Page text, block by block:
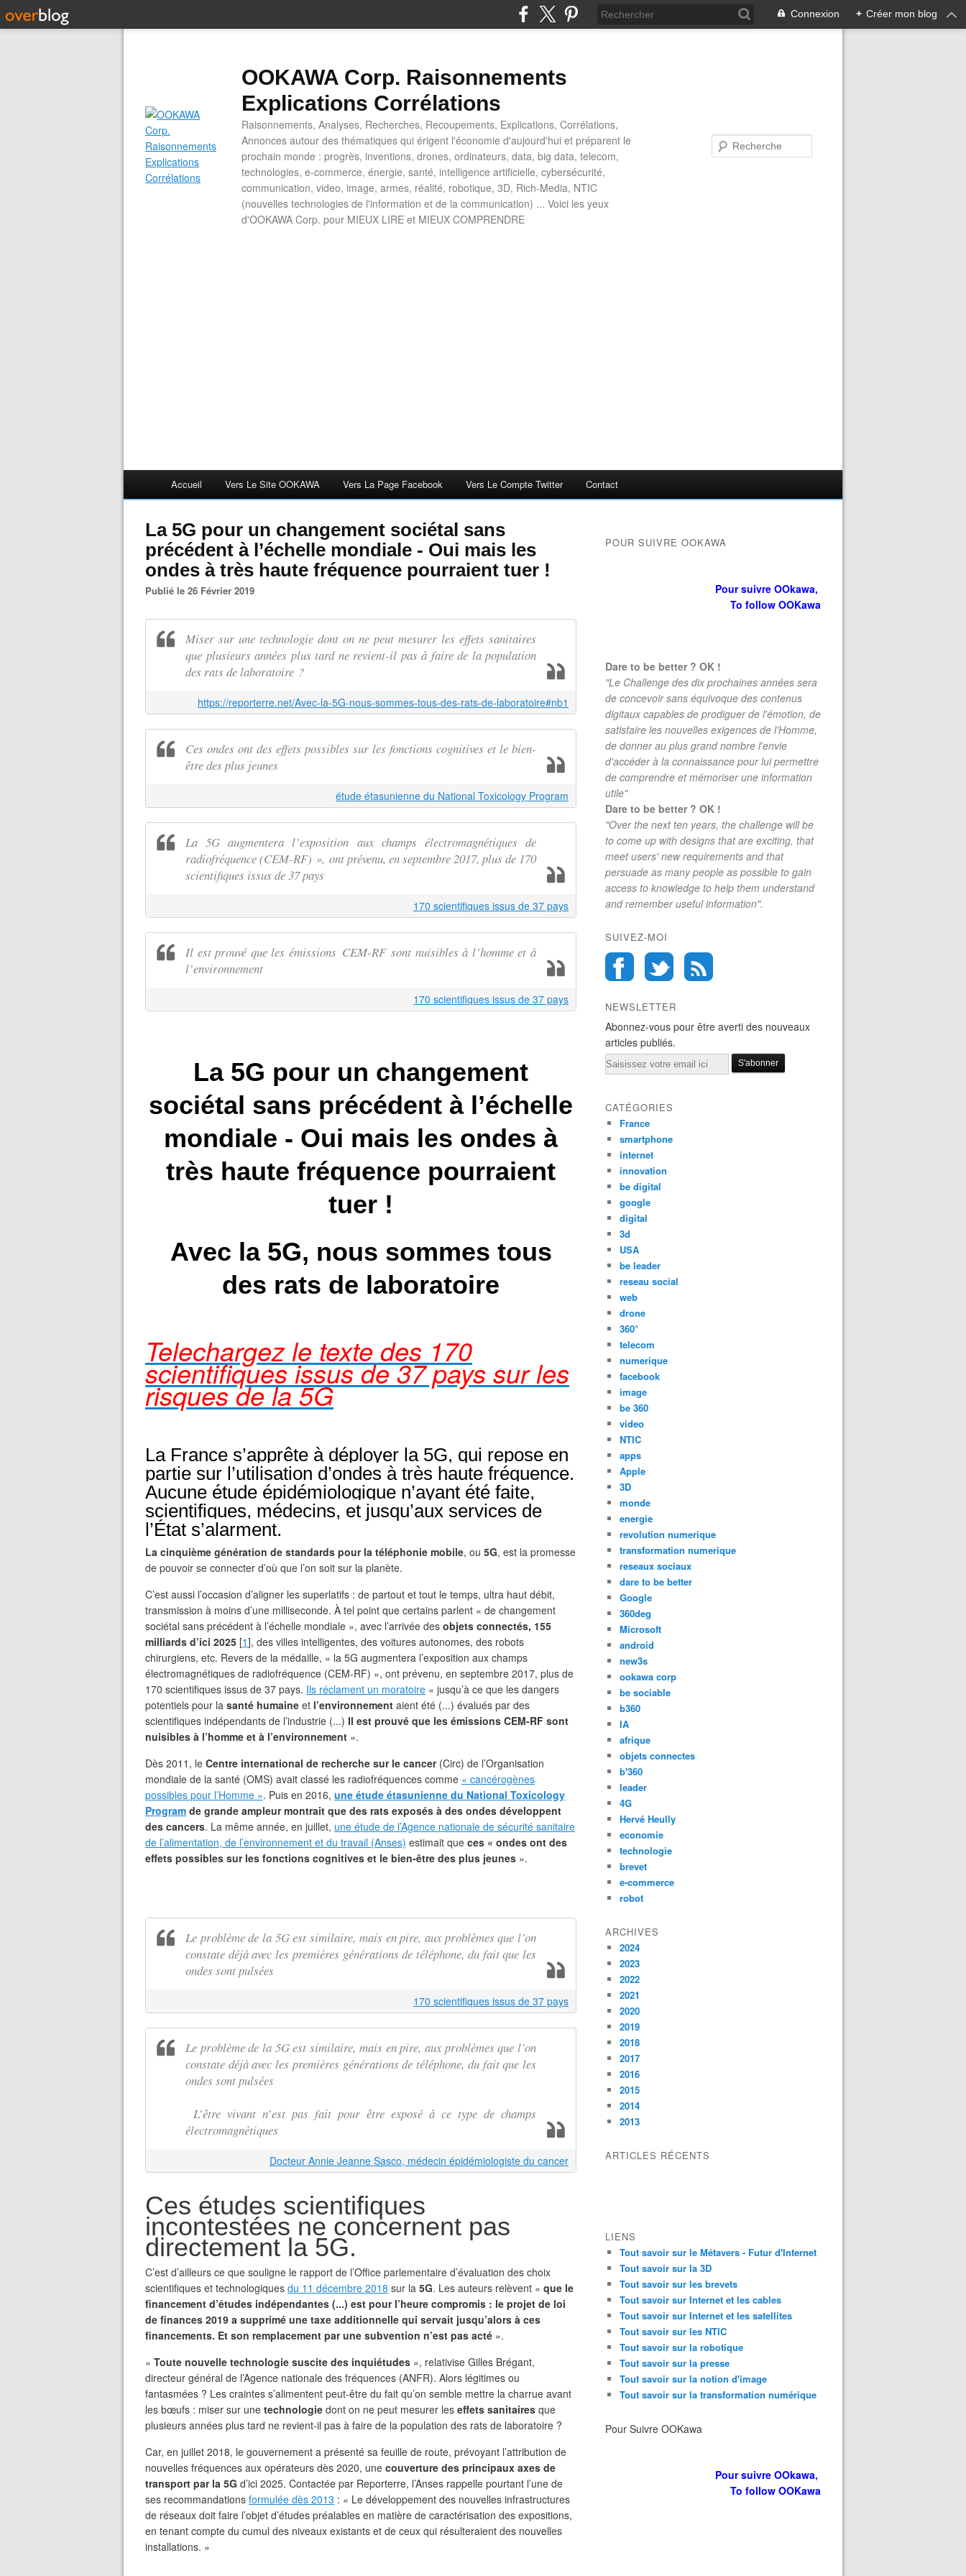
Connexion + Créer mon blog
OOKAWA Corp. Raisonnements
Explications Corrélations
Raisonnements, Analyses, Recherches, Recoupements, Explications, Corrélations,
Annonces autour des thématiques qui érigent l'économie d'aujourd'hui et préparent le
prochain monde : progrès, inventions, drones, ordinateurs, data, big data, telecom,
technologies, e-commerce, énergie, santé, intelligence artificielle, cybersécurité,
communication, video, image, armes, réalité, robotique, 3D, Rich-Media, NTIC
(nouvelles technologies de l'information et de la communication) ... Voici les yeux
d'OOKAWA Corp. pour MIEUX LIRE et MIEUX COMPRENDRE
Accueil Vers Le Site OOKAWA Vers La Page Facebook Vers Le Compte Twitter Contact
La 5G pour un changement sociétal sans
précédent à l’échelle mondiale - Oui mais les
ondes à très haute fréquence pourraient tuer !
Publié le 26 Février 2019
Miser sur une technologie dont on ne peut mesurer les effets sanitaires
que plusieurs années plus tard ne revient-il pas à faire de la population
des rats de laboratoire ?
https://reporterre.net/Avec-la-5G-nous-sommes-tous-des-rats-de-laboratoire#nb1
Ces ondes ont des effets possibles sur les fonctions cognitives et le bien-
être des plus jeunes
étude étasunienne du National Toxicology Program
La 5G augmentera l’exposition aux champs électromagnétiques de
radiofréquence (CEM-RF) », ont prévenu, en septembre 2017, plus de 170
scientifiques issus de 37 pays
170 scientifiques issus de 37 pays
Il est prouvé que les émissions CEM-RF sont nuisibles à l’homme et à
l’environnement
170 scientifiques issus de 37 pays
La 5G pour un changement
sociétal sans précédent à l’échelle
mondiale - Oui mais les ondes à
très haute fréquence pourraient
tuer !
Avec la 5G, nous sommes tous
des rats de laboratoire
Telechargez le texte des 170
scientifiques issus de 37 pays sur les
risques de la 5G
La France s’apprête à déployer la 5G, qui repose en
partie sur l’utilisation d’ondes à très haute fréquence.
Aucune étude épidémiologique n’ayant été faite,
scientifiques, médecins, et jusqu’aux services de
l’État s’alarment.
La cinquième génération de standards pour la téléphonie mobile, ou 5G, est la promesse
de pouvoir se connecter d’où que l’on soit sur la planète.
C’est aussi l’occasion d’aligner les superlatifs : de partout et tout le temps, ultra haut débit,
transmission à moins d’une milliseconde. À tel point que certains parlent « de changement
sociétal sans précédent à l’échelle mondiale », avec l’arrivée des objets connectés, 155
milliards d’ici 2025 [1], des villes intelligentes, des voitures autonomes, des robots
chirurgiens, etc. Revers de la médaille, « la 5G augmentera l’exposition aux champs
électromagnétiques de radiofréquence (CEM-RF) », ont prévenu, en septembre 2017, plus de
170 scientifiques issus de 37 pays. Ils réclament un moratoire « jusqu’à ce que les dangers
potentiels pour la santé humaine et l’environnement aient été (...) évalués par des
scientifiques indépendants de l’industrie (...) Il est prouvé que les émissions CEM-RF sont
nuisibles à l’homme et à l’environnement ».
Dès 2011, le Centre international de recherche sur le cancer(Circ) de l’Organisation
mondiale de la santé (OMS) avait classé les radiofréquences comme « cancérogènes
possibles pour l’Homme ». Puis en 2016, une étude étasunienne du National Toxicology
Program de grande ampleur montrait que des rats exposés à des ondes développent
des cancers. La même année, en juillet, une étude de l’Agence nationale de sécurité sanitaire
de l’alimentation, de l’environnement et du travail (Anses) estimait que ces « ondes ont des
effets possibles sur les fonctions cognitives et le bien-être des plus jeunes ».
Le problème de la 5G est similaire, mais en pire, aux problèmes que l’on
constate déjà avec les premières générations de téléphone, du fait que les
ondes sont pulsées
170 scientifiques issus de 37 pays
Le problème de la 5G est similaire, mais en pire, aux problèmes que l’on
constate déjà avec les premières générations de téléphone, du fait que les
ondes sont pulsées
L’être vivant n’est pas fait pour être exposé à ce type de champs
électromagnétiques
Docteur Annie Jeanne Sasco, médecin épidémiologiste du cancer
Ces études scientifiques
incontestées ne concernent pas
directement la 5G.
C’est d’ailleurs ce que souligne le rapport de l’Office parlementaire d’évaluation des choix
scientifiques et technologiques du 11 décembre 2018 sur la 5G. Les auteurs relèvent « que le
financement d’études indépendantes (...) est pour l’heure compromis : le projet de loi
de finances 2019 a supprimé une taxe additionnelle qui servait jusqu’alors à ces
financements. Et son remplacement par une subvention n’est pas acté ».
« Toute nouvelle technologie suscite des inquiétudes », relativise Gilles Brégant,
directeur général de l’Agence nationale des fréquences (ANFR). Alors légitimes ou
fantasmées ? Les craintes s’alimentent peut-être du fait qu’on semble mettre la charrue avant
les bœufs : miser sur une technologie dont on ne peut mesurer les effets sanitaires que
plusieurs années plus tard ne revient-il pas à faire de la population des rats de laboratoire ?
Car, en juillet 2018, le gouvernement a présenté sa feuille de route, prévoyant l’attribution de
nouvelles fréquences aux opérateurs dès 2020, une couverture des principaux axes de
transport par la 5G d’ici 2025. Contactée par Reporterre, l’Anses rappelle pourtant l’une de
ses recommandations formulée dès 2013 : « Le développement des nouvelles infrastructures
de réseaux doit faire l’objet d’études préalables en matière de caractérisation des expositions,
en tenant compte du cumul des niveaux existants et de ceux qui résulteraient des nouvelles
installations. »
POUR SUIVRE OOKAWA
Pour suivre OOkawa,
To follow OOKawa
Dare to be better ? OK !
"Le Challenge des dix prochaines années sera
de concevoir sans équivoque des contenus
digitaux capables de prodiguer de l'émotion, de
satisfaire les nouvelles exigences de l'Homme,
de donner au plus grand nombre l'envie
d'accéder à la connaissance pour lui permettre
de comprendre et mémoriser une information
utile"
Dare to be better ? OK !
"Over the next ten years, the challenge will be
to come up with designs that are exciting, that
meet users' new requirements and that
persuade as many people as possible to gain
access to knowledge to help them understand
and remember useful information".
SUIVEZ-MOI
NEWSLETTER
Abonnez-vous pour être averti des nouveaux
articles publiés.
Email
CATÉGORIES
France
smartphone
internet
innovation
be digital
google
digital
3d
USA
be leader
reseau social
web
drone
360°
telecom
numerique
facebook
image
be 360
video
NTIC
apps
Apple
3D
monde
energie
revolution numerique
transformation numerique
reseaux sociaux
dare to be better
Google
360deg
Microsoft
android
new3s
ookawa corp
be sociable
b360
IA
afrique
objets connectes
b'360
leader
4G
Hervé Heully
economie
technologie
brevet
e-commerce
robot
ARCHIVES
2024
2023
2022
2021
2020
2019
2018
2017
2016
2015
2014
2013
ARTICLES RÉCENTS
LIENS
Tout savoir sur le Métavers - Futur d'Internet
Tout savoir sur la 3D
Tout savoir sur les brevets
Tout savoir sur Internet et les cables
Tout savoir sur Internet et les satellites
Tout savoir sur les NTIC
Tout savoir sur la robotique
Tout savoir sur la presse
Tout savoir sur la notion d'image
Tout savoir sur la transformation numérique
Pour Suivre OOKawa
Pour suivre OOkawa,
To follow OOKawa